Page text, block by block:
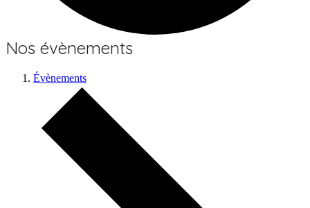
Nos évènements
Évènements